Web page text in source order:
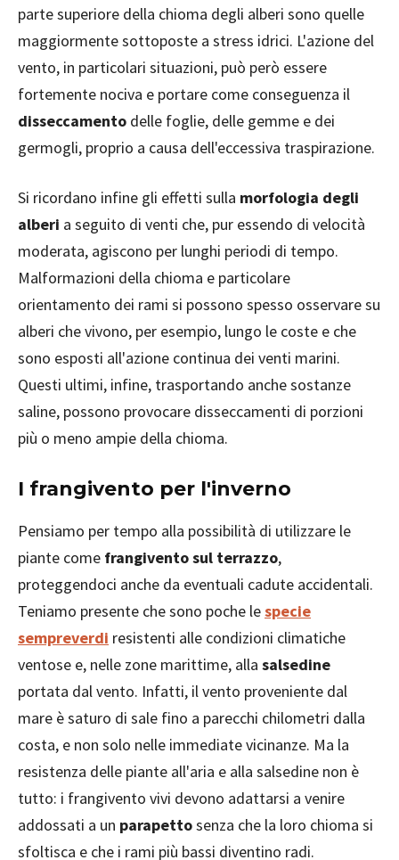
parte superiore della chioma degli alberi sono quelle
maggiormente sottoposte a stress idrici. L'azione del
vento, in particolari situazioni, può però essere
fortemente nociva e portare come conseguenza il
disseccamento delle foglie, delle gemme e dei
germogli, proprio a causa dell'eccessiva traspirazione.
Si ricordano infine gli effetti sulla morfologia degli
alberi a seguito di venti che, pur essendo di velocità
moderata, agiscono per lunghi periodi di tempo.
Malformazioni della chioma e particolare
orientamento dei rami si possono spesso osservare su
alberi che vivono, per esempio, lungo le coste e che
sono esposti all'azione continua dei venti marini.
Questi ultimi, infine, trasportando anche sostanze
saline, possono provocare disseccamenti di porzioni
più o meno ampie della chioma.
I frangivento per l'inverno
Pensiamo per tempo alla possibilità di utilizzare le
piante come frangivento sul terrazzo,
proteggendoci anche da eventuali cadute accidentali.
Teniamo presente che sono poche lespecie
sempreverdi resistenti alle condizioni climatiche
ventose e, nelle zone marittime, alla salsedine
portata dal vento. Infatti, il vento proveniente dal
mare è saturo di sale fino a parecchi chilometri dalla
costa, e non solo nelle immediate vicinanze. Ma la
resistenza delle piante all'aria e alla salsedine non è
tutto: i frangivento vivi devono adattarsi a venire
addossati a un parapettosenza che la loro chioma si
sfoltisca e che i rami più bassi diventino radi.